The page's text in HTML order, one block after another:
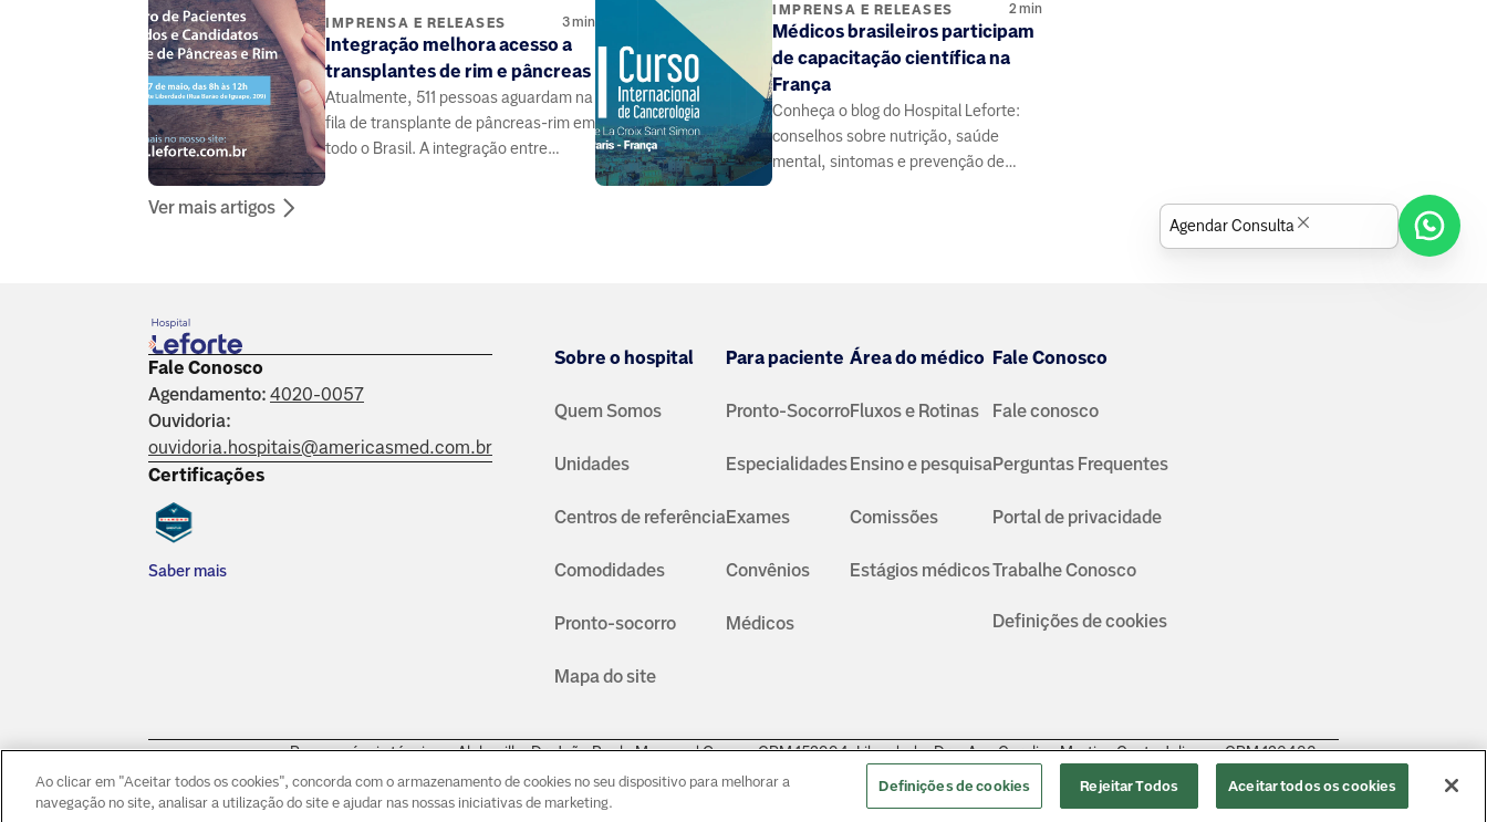
IMPRENSA E RELEASES 3min
Integração melhora acesso a
transplantes de rim e pâncreas
Atualmente, 511 pessoas aguardam na
fila de transplante de pâncreas-rim em
todo o Brasil. A integração entre
IMPRENSA E RELEASES 2min
Médicos brasileiros participam
de capacitação científica na
França
Conheça o blog do Hospital Leforte:
conselhos sobre nutrição, saúde
mental, sintomas e prevenção de
Ver mais artigos
Fale Conosco
Agendamento: 4020-0057
Ouvidoria:
ouvidoria.hospitais@americasmed.com.br
Certificações
Saber mais
Sobre o hospital
Quem Somos
Unidades
Centros de referência
Comodidades
Pronto-socorro
Mapa do site
Para paciente
Pronto-Socorro
Especialidades
Exames
Convênios
Médicos
Área do médico
Fluxos e Rotinas
Ensino e pesquisa
Comissões
Estágios médicos
Fale Conosco
Fale conosco
Perguntas Frequentes
Portal de privacidade
Trabalhe Conosco
Definições de cookies
Responsáveis técnicos: Alphaville: Dr. João Paulo Muaccad Gama - CRM 152994. Liberdade: Dra. Ana Carolina Martins Costa Juliano - CRM 126483.
Morumbi: Dr. Victor Hada Sanders - CRM: 135237© Copyright 2026
Agendar Consulta
Ao clicar em "Aceitar todos os cookies", concorda com o armazenamento de cookies no seu dispositivo para melhorar a
navegação no site, analisar a utilização do site e ajudar nas nossas iniciativas de marketing.
Definições de cookies Rejeitar Todos Aceitar todos os cookies